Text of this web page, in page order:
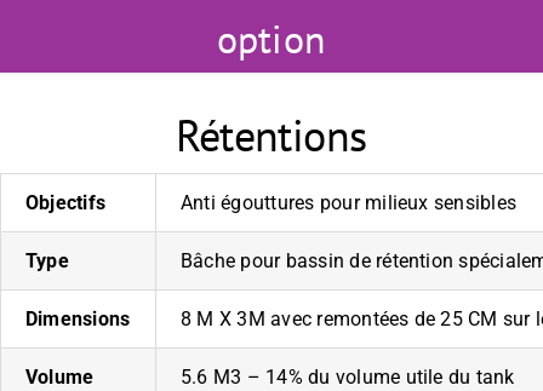
option
Rétentions
Objectifs Anti égouttures pour milieux sensibles
Type Bâche pour bassin de rétention
Dimensions 8 M X 3M avec remontées de 25 CM sur
Volume 5.6 M3 – 14% du volume utile du tank